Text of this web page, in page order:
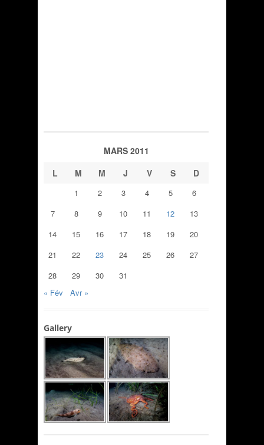
MARS 2011
L
M M J V S D
1 2 3 4 5
6
7
8 9 10 11 12
13
14
15 16 17 18 19
20
21
22 23 24 25 26
27
28
29 30
31
« Fév
Avr »
Gallery